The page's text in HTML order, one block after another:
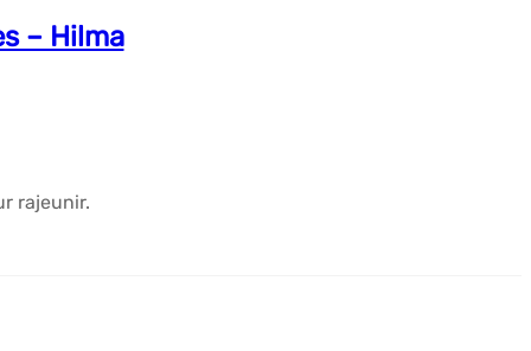
– Hilma
rajeunir.